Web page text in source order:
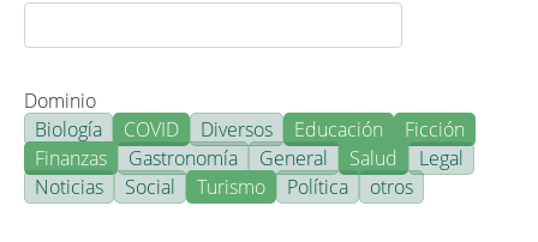
Dominio
Biología
COVID Diversos Educación
Ficción
Finanzas
Gastronomía General Salud
Legal
Noticias
Social Turismo Política otros